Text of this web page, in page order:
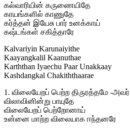
கல்வாரியின் கருணையிதே
காயங்களில் காணுதே
கர்த்தன் இயேசு பார் உனக்காய்
கஷ்டங்கள் சகித்தாரே
Kalvariyin Karunaiyithe
Kaayangkalil Kaanuthae
Karththan Iyaechu Paar Unakkaay
Kashdangkal Chakiththaarae
1. விலையேறப் பெற்ற திருரத்தமே -அவர்
விலாவினின்று பாயுதே
விலையேறப் பெற்றோனாய்
உன்னை மாற்ற விலையாக ஈந்தனரே